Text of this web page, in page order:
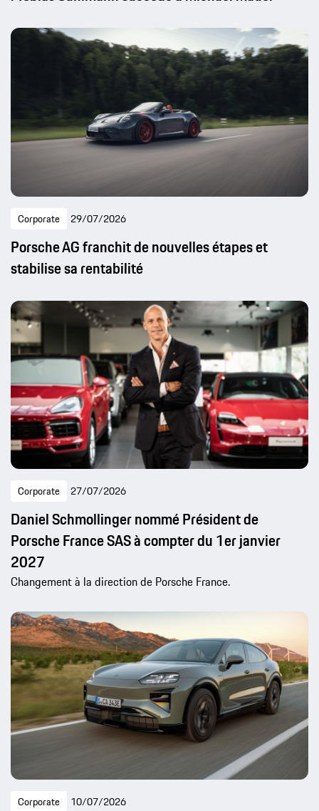
Corporate 29/07/2026
Porsche AG franchit de nouvelles étapes et
stabilise sa rentabilité
Corporate 27/07/2026
Daniel Schmollinger nommé Président de
Porsche France SAS à compter du 1er janvier
2027
Changement à la direction de Porsche France.
Corporate 10/07/2026